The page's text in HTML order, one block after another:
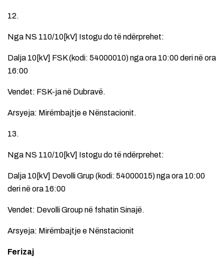
12.
Nga NS 110/10[kV] Istogu do të ndërprehet:
Dalja 10[kV] FSK (kodi: 54000010) nga ora 10:00 deri në ora
16:00
Vendet: FSK-ja në Dubravë.
Arsyeja: Mirëmbajtje e Nënstacionit.
13.
Nga NS 110/10[kV] Istogu do të ndërprehet:
Dalja 10[kV] Devolli Grup (kodi: 54000015) nga ora 10:00
deri në ora 16:00
Vendet: Devolli Group në fshatin Sinajë.
Arsyeja: Mirëmbajtje e Nënstacionit
Ferizaj